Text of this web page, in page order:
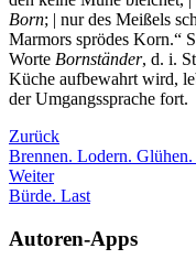
Born; | nur des Meißels
Marmors sprödes Korn.“
Worte Bornständer, d. i.
Küche aufbewahrt wird,
der Umgangssprache fort.
Zurück
Brennen. Lodern.
Weiter
Bürde. Last
Autoren-Apps